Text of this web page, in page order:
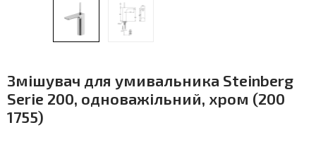
Змішувач для умивальника Steinberg
Serie 200, одноважільний, хром (200
1755)